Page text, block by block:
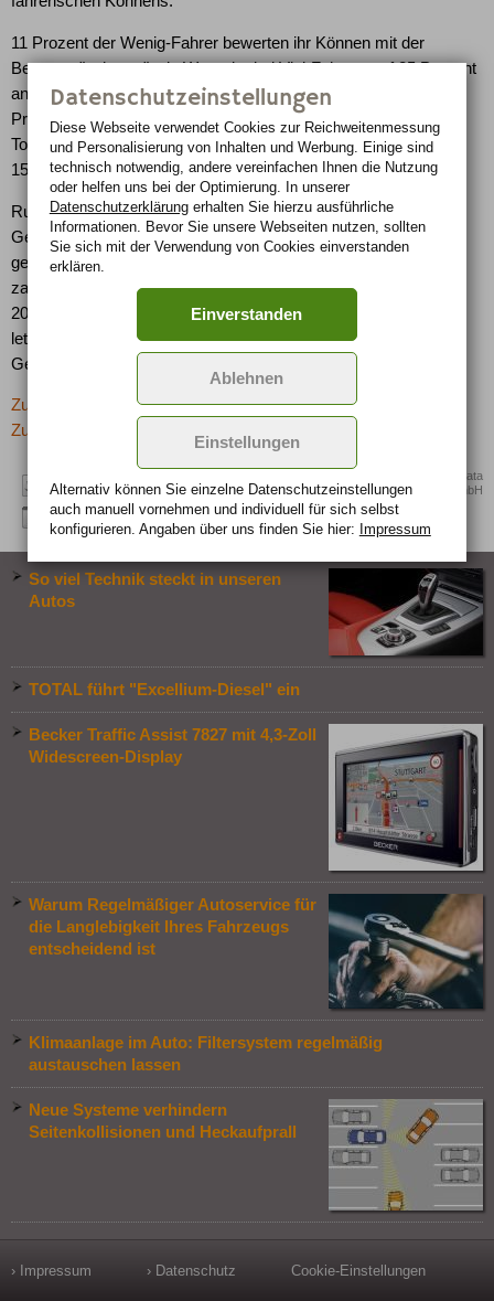
11 Prozent der Wenig-Fahrer bewerten ihr Können mit der
Bestnote "sehr gut", ein Wert, der bei Viel-Fahrern auf 25 Prozent
ansteigt. Im Nationenvergleich liegt Österreich voran. Knapp 21
Prozent der österreichischen Autofahrer geben sich selbst den
Top-Wert, in Deutschland und der Schweiz sind es jeweils rund
15 Prozent.
Rund ein Drittel der Befragten wurde wegen
Geschwindigkeitsübertretungen im letzten Jahr zur Kasse
gebeten, Frauen (27,9%) zahlen etwas seltener. Wer viel fährt
zahlt auch häufiger: So haben rund die Hälfte der Viel-Fahrer (>
20.000 km), aber nur 17% der Wenig-Fahrer (< 5.000 km) im
letzten Jahr zumindest einmal wegen Überschreitung von
Geschwindigkeitslimits Strafe zahlen müssen.
Zurück zur letzten Seite
Zur Übersicht: -> Schlagzeilen
Quelle: ERGO-Data
GmbH
So viel Technik steckt in unseren
Autos
TOTAL führt "Excellium-Diesel" ein
Becker Traffic Assist 7827 mit 4,3-Zoll
Widescreen-Display
Warum Regelmäßiger Autoservice für
die Langlebigkeit Ihres Fahrzeugs
entscheidend ist
Klimaanlage im Auto: Filtersystem regelmäßig
austauschen lassen
Neue Systeme verhindern
Seitenkollisionen und Heckaufprall
› Impressum › Datenschutz Cookie-Einstellungen
Datenschutzeinstellungen
Diese Webseite verwendet Cookies zur Reichweiten­messung
und Personalisierung von Inhalten und Werbung. Einige sind
technisch notwendig, andere vereinfachen Ihnen die Nutzung
oder helfen uns bei der Optimierung. In unserer
Datenschutzerklärungerhalten Sie hierzu ausführliche
Informationen. Bevor Sie unsere Webseiten nutzen, sollten
Sie sich mit der Verwendung von Cookies einverstanden
erklären.
Einverstanden
Ablehnen
Einstellungen
Alternativ können Sie einzelne Datenschutz­ein­stellungen
auch manuell vor­nehmen und indivi­duell für sich selbst
konfigurieren. Angaben über uns finden Sie hier: Impressum